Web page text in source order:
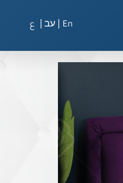
En עב ع